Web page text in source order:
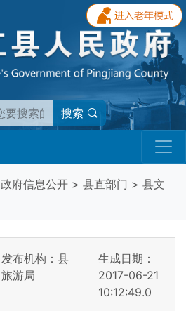
搜索
政府信息公开 > 县直部门 > 县文
发布机构：县
旅游局
生成日期：
2017-06-21
10:12:49.0